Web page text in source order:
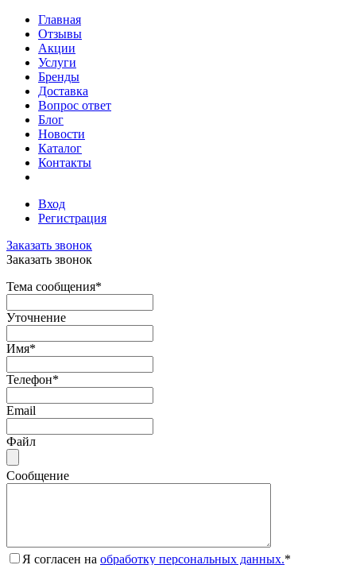
Главная
Отзывы
Акции
Услуги
Бренды
Доставка
Вопрос ответ
Блог
Новости
Каталог
Контакты
Вход
Регистрация
Заказать звонок
Заказать звонок
Тема сообщения*
Уточнение
Имя*
Телефон*
Email
Файл
Сообщение
Я согласен на обработку персональных данных.*